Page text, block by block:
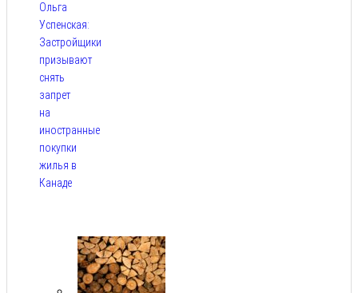
Ольга
Успенская:
Застройщики
призывают
снять
запрет
на
иностранные
покупки
жилья в
Канаде